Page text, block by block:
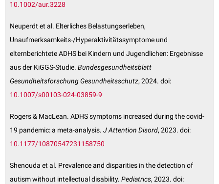
10.1002/aur.3228
Neuperdt et al. Elterliches Belastungserleben,
Unaufmerksamkeits-/Hyperaktivitätssymptome und
elternberichtete ADHS bei Kindern und Jugendlichen: Ergebnisse
aus der KiGGS-Studie. Bundesgesundheitsblatt
Gesundheitsforschung Gesundheitsschutz, 2024. doi:
10.1007/s00103-024-03859-9
Rogers & MacLean. ADHS symptoms increased during the covid-
19 pandemic: a meta-analysis. J Attention Disord, 2023. doi:
10.1177/10870547231158750
Shenouda et al. Prevalence and disparities in the detection of
autism without intellectual disability. Pediatrics, 2023. doi: